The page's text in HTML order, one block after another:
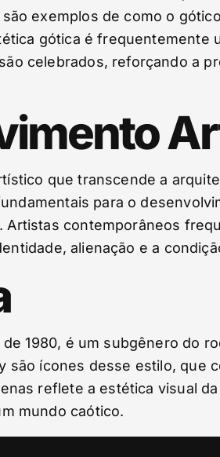
exemplos de como o
gótica é frequentemente
celebrados, reforçando a
que transcende a
para o
contemporâneos
alienação e a
1980, é um subgênero do
ícones desse estilo, que
reflete a estética visual
mundo caótico.